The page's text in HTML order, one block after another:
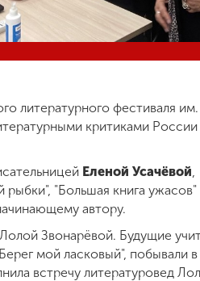
литературного фестиваля им.
критиками России
Еленой Усачёвой,
рыбки", "Большая книга ужасов"
автору.
Звонарёвой. Будущие
мой ласковый", побывали в
встречу литературовед